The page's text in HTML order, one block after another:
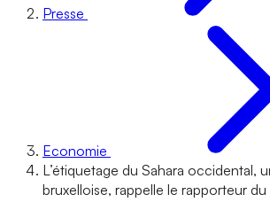
Presse
Economie
L’étiquetage du Sahara occidental,
bruxelloise, rappelle le rapporteur du